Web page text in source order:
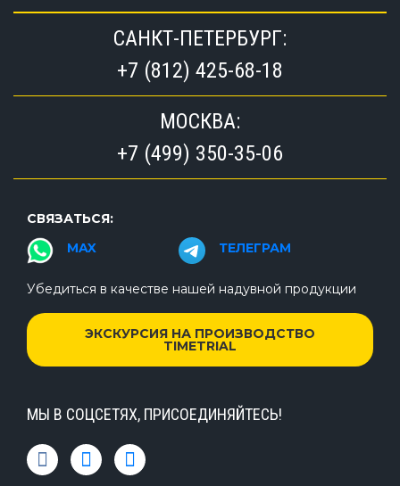
САНКТ-ПЕТЕРБУРГ:
+7 (812) 425-68-18
МОСКВА:
+7 (499) 350-35-06
СВЯЗАТЬСЯ:
MAX
ТЕЛЕГРАМ
Убедиться в качестве нашей надувной продукции
ЭКСКУРСИЯ НА ПРОИЗВОДСТВО
TIMETRIAL
МЫ В СОЦСЕТЯХ, ПРИСОЕДИНЯЙТЕСЬ!